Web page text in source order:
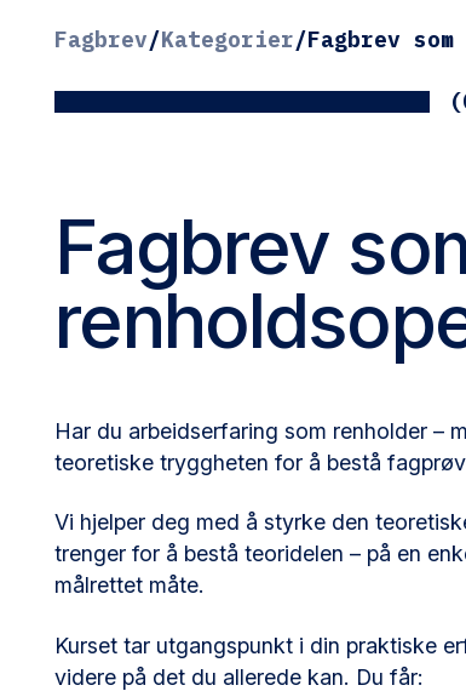
Fagbrev/Kategorier/Fagbrev
Fagbrev
Har du arbeidserfaring som renholder –
teoretiske tryggheten for å bestå
Vi hjelper deg med å styrke den
trenger for å bestå teoridelen – på en
målrettet måte.
Kurset tar utgangspunkt i din praktiske
videre på det du allerede kan. Du får: